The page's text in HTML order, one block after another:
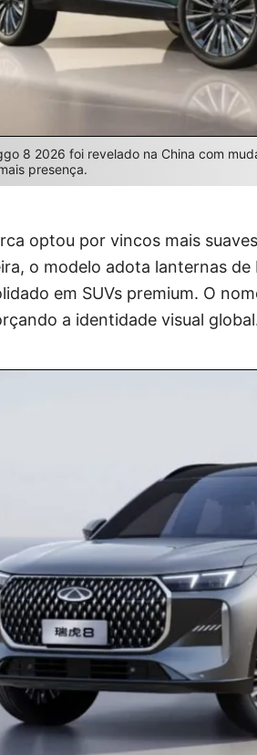
8 2026 foi revelado na China com
presença.
optou por vincos mais
o modelo adota lanternas
em SUVs premium. O
a identidade visual